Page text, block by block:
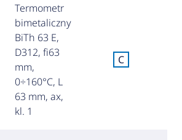
Termometr
bimetaliczny
BiTh 63 E,
D312, fi63
mm,
0÷160°C, L
63 mm, ax,
kl. 1
C